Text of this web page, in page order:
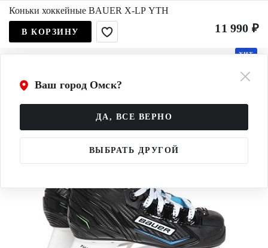
Ваш город Омск?
ДА, ВСЕ ВЕРНО
ВЫБРАТЬ ДРУГОЙ
ХИТ
Коньки хоккейные BAUER X-LP YTH
11 990 ₽
В КОРЗИНУ